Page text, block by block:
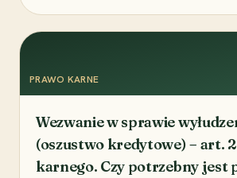
PRAWO KARNE
Wezwanie w sprawie
(oszustwo kredytowe) – art.
karnego. Czy potrzebny jest